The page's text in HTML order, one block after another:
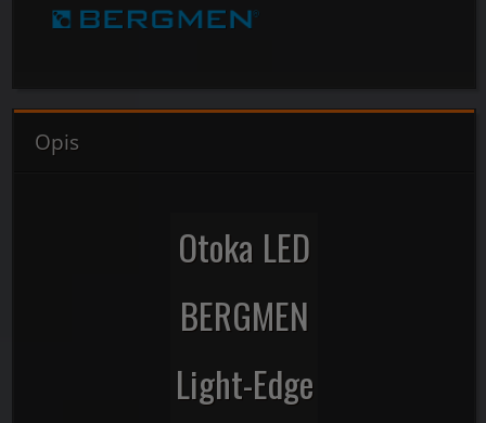
Opis
Otoka LED
BERGMEN
Light-Edge